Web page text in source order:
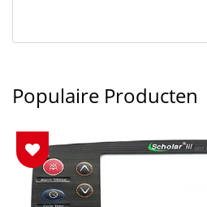
Populaire Producten